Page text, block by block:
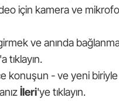
için kamera ve
ve anında
'a tıklayın.
konuşun - ve yeni biriyle
İleri'ye tıklayın.